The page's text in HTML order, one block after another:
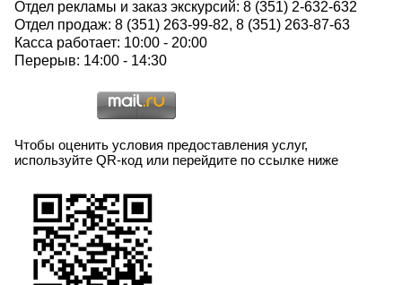
Отдел рекламы и заказ экскурсий: 8 (351) 2-632-632
Отдел продаж: 8 (351) 263-99-82, 8 (351) 263-87-63
Касса работает: 10:00 - 20:00
Перерыв: 14:00 - 14:30
Чтобы оценить условия предоставления услуг,
используйте QR-код или перейдите по ссылке ниже